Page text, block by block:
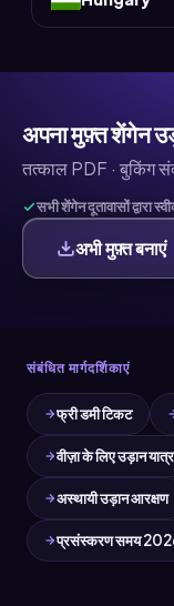
अपना मुफ़्त शेंगेन
तत्काल PDF · बुकिंग
सभी शेंगेन दूतावासों द्वारा
अभी मुफ़्त बनाएं
संबंधित मार्गदर्शिकाएं
फ्री डमी टिकट
वीज़ा के लिए उड़ान
अस्थायी उड़ान आरक्षण
प्रसंस्करण समय